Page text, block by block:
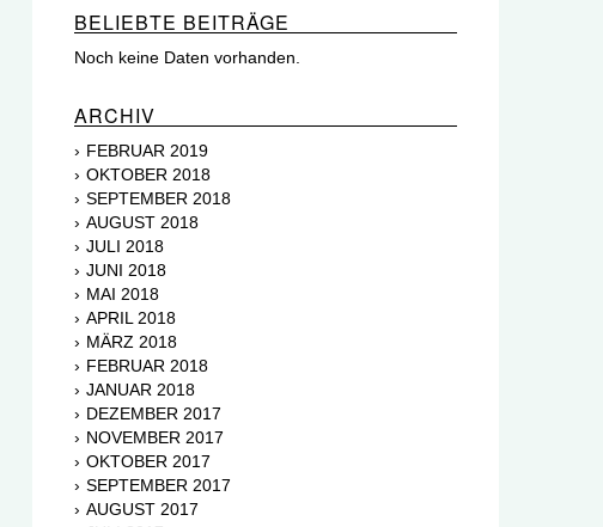
BELIEBTE BEITRÄGE
Noch keine Daten vorhanden.
ARCHIV
FEBRUAR 2019
OKTOBER 2018
SEPTEMBER 2018
AUGUST 2018
JULI 2018
JUNI 2018
MAI 2018
APRIL 2018
MÄRZ 2018
FEBRUAR 2018
JANUAR 2018
DEZEMBER 2017
NOVEMBER 2017
OKTOBER 2017
SEPTEMBER 2017
AUGUST 2017